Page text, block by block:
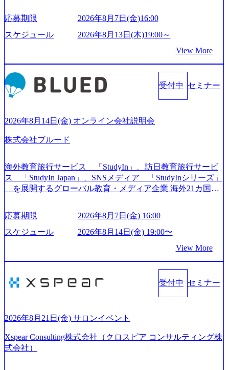
もっと自由に誠実に提案できる会社をつくりたい」「胸を
張って会社が好きだと言えるような家族的な組織をつくり
たい」という想いで会社を設立 PwC・アクセンチュアとい
社出身者など、様々な経歴の社員が活躍しており、働きや
すく魅力的な環境が整っているため、定着率が高いことか
ら「働きがいのある会社」に4年連続ベストカンパニーに選
出されている。 残業時間は平均30時間程度 事業/IT戦略立案
や各種プロジェクトマネジメント、最先端テクノロジーの
をデザインする」というビジョンを掲げ、クライアント目
いることは何かを追究し、本当に価値のある成果を提供し
の736名（2024年1月）に到達。上場を目指し、さらに採用
のスピードを上げている。 人にフォーカスをして急成長す
る唯一無二のコンサルティングファーム【株式会社ノース
サンド 執行役員新山氏、庄司氏インタビュー】 (https://my-vi
2015年に設立され、前年比205%の売上成長を遂げるなど、
急速な成長を遂げている。 ​ 新規事業立案から業務改革、IT
戦略立案、IT導入までをワンストップで提供するコンサル
ティングファームである。 ​- 2025年1月時点で従業員数1,209
名を擁し、事業拡大を続けている。 「人」にフォーカスを
当てたコンサルティング会社として、社員の人間力を強み
としたサービスを提供している。 ​- - 2018年から6年連続で
ティングファームやSIer、事業会社出身者など、多様な経歴
の社員が活躍している。 年間休日120日以上、完全週休2日
制、有給休暇初年度10日（消化率46.3%）、特別休暇5日な
ど、充実した休暇制度を整備している。 ​ 月平均残業時間は
応募期限
2026年8月7日(金)16:00
スケジュール
2026年8月13日(木)19:00～
View More
受付中 セミナー
2026年8月14日(金) オンライン会社説明会
株式会社ブルード
海外教育旅行サービス 「StudyIn」、訪日教育旅行サービ
ス 「StudyIn Japan」、SNSメディア 「StudyInシリーズ」
を展開するグローバル教育・メディア企業 海外21カ国と
育支援サービスを提供している 動画メディア事業を基盤と
して、留学支援・訪日教育旅行・SNSマーケティング事業
を展開している Mission:より多くの人に、グローバルという
ラになる Value： INTEGRITY誠実であろう 素直に心を開い
て伝える、自責かつ利他の精神で動く、謙虚な姿勢でウソ
る、失敗を恐れずにふみだす、執着心をもって没頭する O
WNERSHIP当事者であろう みずから決めてみずから動く、
だわろう 今すぐ決める、すばやく動く、まず成果物をだす
回す、結果が出るまでやり抜く 2026年8月14日(金) 19:00〜2
0:00 (60分) 2026年8月7日(金) 16:00 本説明会は、選考の前段
応募期限
2026年8月7日(金) 16:00
スケジュール
2026年8月14日(金) 19:00〜
View More
受付中 セミナー
2026年8月21日(金) サロンイベント
Xspear Consulting株式会社（クロスピア コンサルティング株
式会社）